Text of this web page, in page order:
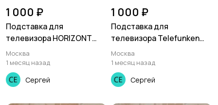
1 000 ₽
Подставка для
телевизора HORIZONT
32LE5181D, 32LE5161D,
32LE7181D, 32LE3181
Москва
1 месяц назад
Сергей
1 000 ₽
Подставка для
телевизора Telefunken
TF-LED48S39T2S
Москва
1 месяц назад
Сергей